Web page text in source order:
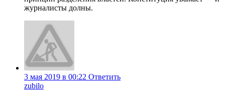
журналисты долны.
3 мая 2019 в 00:22 Ответить
zubilo